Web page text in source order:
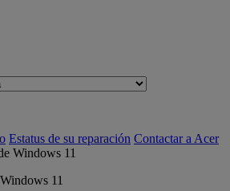
Estatus de su reparación Contactar a Acer
11